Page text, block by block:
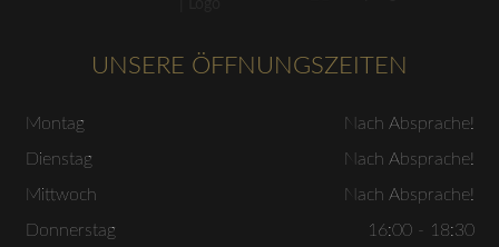
UNSERE ÖFFNUNGSZEITEN
Montag
Nach Absprache!
Dienstag
Nach Absprache!
Mittwoch
Nach Absprache!
Donnerstag
16:00 - 18:30